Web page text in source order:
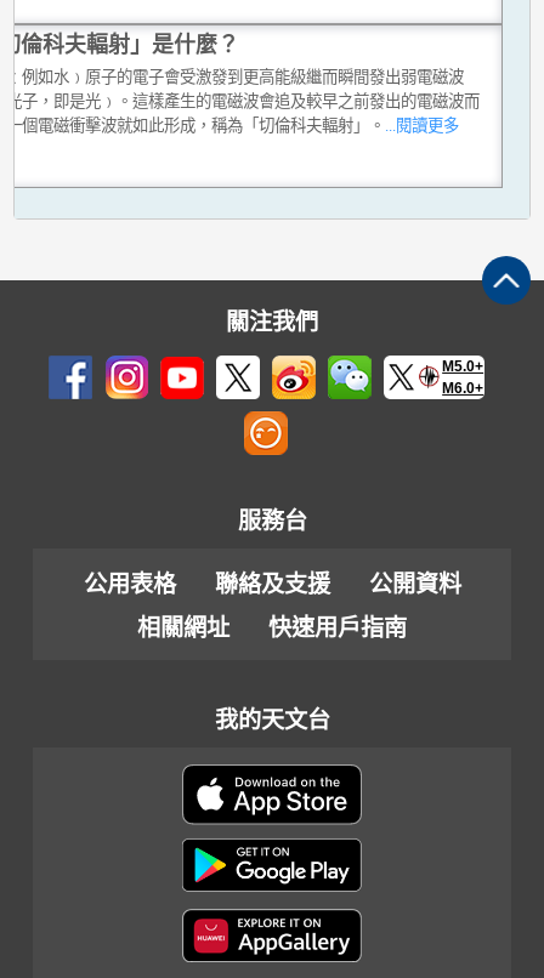
倫科夫輻射」是什麼？
﹙例如水﹚原子的電子會受激發到更高能級繼而瞬間發出弱電磁波
光子，即是光﹚。這樣產生的電磁波會追及較早之前發出的電磁波而
一個電磁衝擊波就如此形成，稱為「切倫科夫輻射」。 ...閱讀更多
關注我們
M5.0+
M6.0+
服務台
公用表格 聯絡及支援
公開資料
相關網址
快速用戶指南
我的天文台